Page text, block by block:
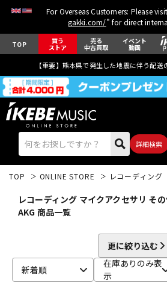
For Overseas Customers: Please
gakki.com/" for direct
TOP 買う
ストア
売る
中古買取
イベント
動画
【重要】熊本県で発生した地震に伴う配
詳細検索
TOP ONLINE STORE レコーディング
レコーディング マイクアクセサリ そ
AKG 商品一覧
更に絞り込む
新着順
在庫ありのみ表
示